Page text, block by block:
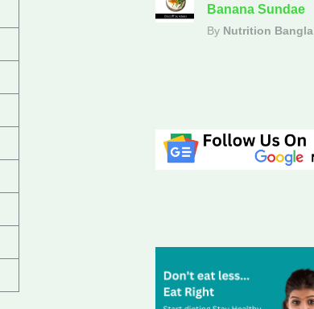
Banana Sundae
By Nutrition Bangla